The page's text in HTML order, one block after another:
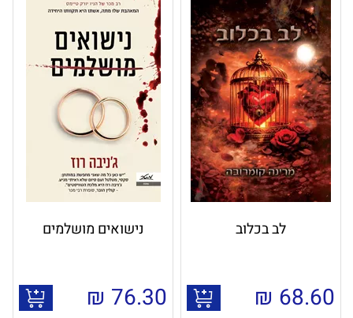
לב בכלוב
68.60
₪
נישואים מושלמים
76.30
₪